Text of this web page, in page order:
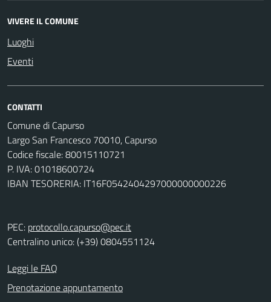
VIVERE IL COMUNE
Luoghi
Eventi
CONTATTI
Comune di Capurso
Largo San Francesco 70010, Capurso
Codice fiscale: 80015110721
P. IVA: 01018600724
IBAN TESORERIA: IT16F0542404297000000000226
PEC: protocollo.capurso@pec.it
Centralino unico: (+39) 0804551124
Leggi le FAQ
Prenotazione appuntamento